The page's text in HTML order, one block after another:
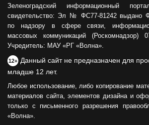
Зеленоградский информационный
свидетельство: Эл № ФС77-81242 выдано
по надзору в сфере связи,
массовых коммуникаций (Роскомнадзор)
Учредитель: МАУ «РГ «Волна».
12+ Данный сайт не предназначен для
младше 12 лет.
Любое использование, либо копирование
материалов сайта, элементов дизайна и
только с письменного разрешения
«Волна».